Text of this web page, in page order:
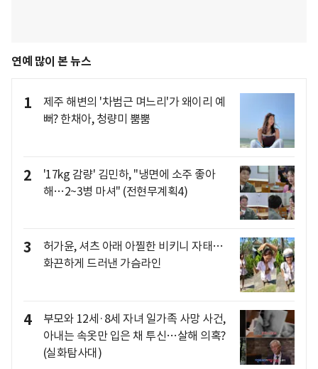
연예 많이 본 뉴스
1
제주 해변의 '차범근 며느리'가 왜이리 예
뻐? 한채아, 청량미 뿜뿜
2
'17kg 감량' 김민하, "냉면에 소주 좋아
해…2~3병 마셔" (전현무계획4)
3
허가윤, 셔츠 아래 아찔한 비키니 자태…
화끈하게 드러낸 가슴라인
4
부모와 12세·8세 자녀 일가족 사망 사건,
아내는 속옷만 입은 채 투신…살해 의혹?
(실화탐사대)